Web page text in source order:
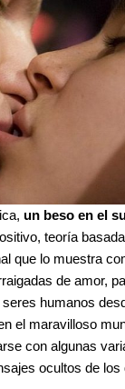
un beso en el
teoría
que lo muestra
de amor,
humanos
el maravilloso
con algunas
ocultos de los